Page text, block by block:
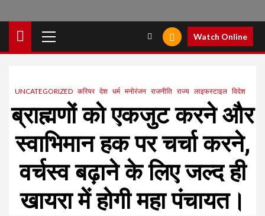
Menu
Watch Online
UNCATEGORIZED करियर देश धर्म मनोरंजन राजनीति राज्य लाइफस्टाइल विदेश
ब्राह्मणों को एकजुट करने और
स्वाभिमान हक पर चर्चा करने,
वर्चस्व बढ़ाने के लिए जल्द ही
खायरा में होगी महा पंचायत।